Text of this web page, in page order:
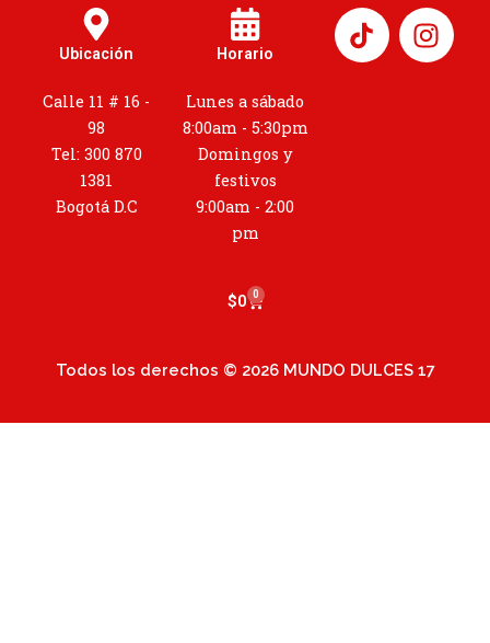
Ubicación
Calle 11 # 16 -
98
Tel: 300 870
1381
Bogotá D.C
Horario
Lunes a sábado
8:00am - 5:30pm
Domingos y
festivos
9:00am - 2:00
pm
I
n
s
$0 0
Cart
Todos los derechos © 2026 MUNDO DULCES 17